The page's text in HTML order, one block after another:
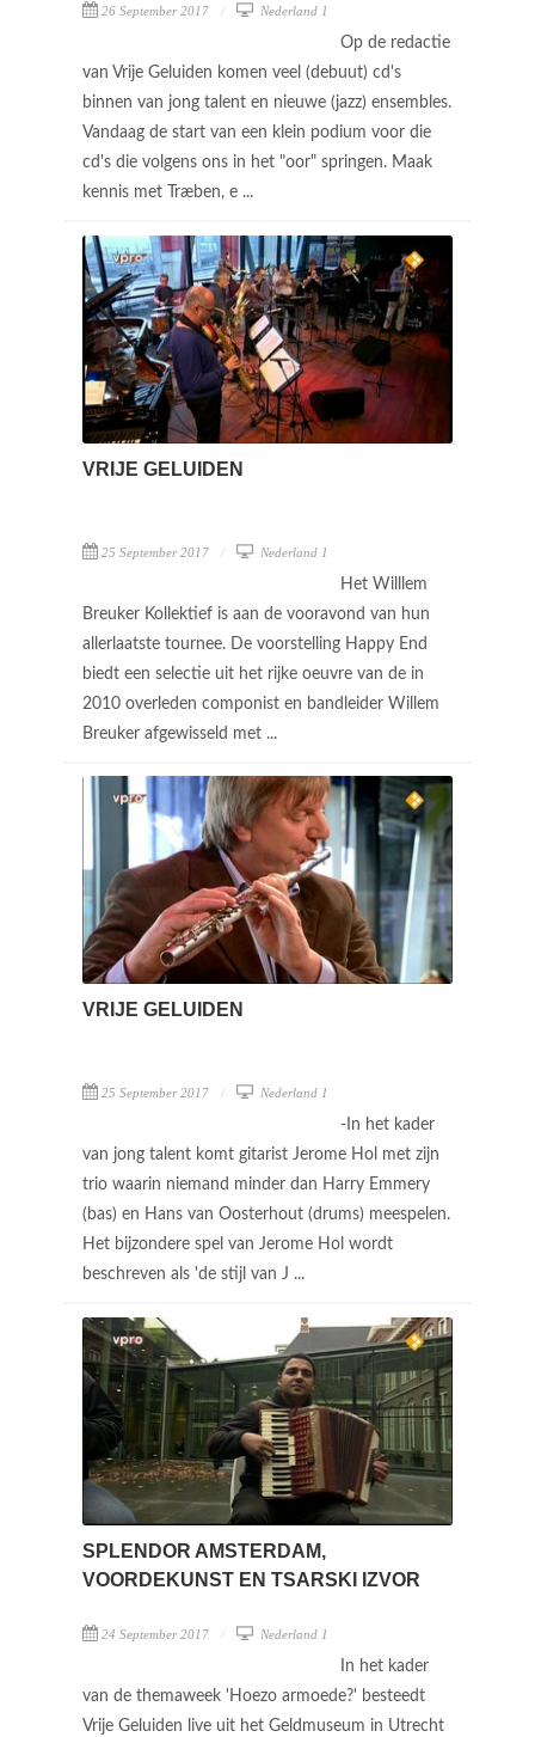
26 September 2017 Nederland 1
Op de redactie
van Vrije Geluiden komen veel (debuut) cd's
binnen van jong talent en nieuwe (jazz) ensembles.
Vandaag de start van een klein podium voor die
cd's die volgens ons in het "oor" springen. Maak
kennis met Træben, e ...
VRIJE GELUIDEN
25 September 2017 Nederland 1
Het Willlem
Breuker Kollektief is aan de vooravond van hun
allerlaatste tournee. De voorstelling Happy End
biedt een selectie uit het rijke oeuvre van de in
2010 overleden componist en bandleider Willem
Breuker afgewisseld met ...
VRIJE GELUIDEN
25 September 2017 Nederland 1
-In het kader
van jong talent komt gitarist Jerome Hol met zijn
trio waarin niemand minder dan Harry Emmery
(bas) en Hans van Oosterhout (drums) meespelen.
Het bijzondere spel van Jerome Hol wordt
beschreven als 'de stijl van J ...
SPLENDOR AMSTERDAM,
VOORDEKUNST EN TSARSKI IZVOR
24 September 2017 Nederland 1
In het kader
van de themaweek 'Hoezo armoede?' besteedt
Vrije Geluiden live uit het Geldmuseum in Utrecht